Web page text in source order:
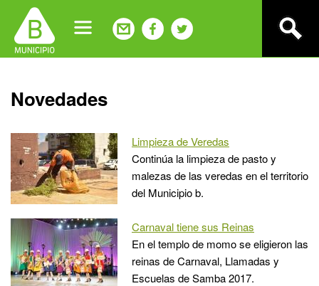
navigation
Back
to
Novedades
Limpieza de Veredas
Continúa la limpieza de pasto y
malezas de las veredas en el territorio
del Municipio b.
Carnaval tiene sus Reinas
En el templo de momo se eligieron las
reinas de Carnaval, Llamadas y
Escuelas de Samba 2017.